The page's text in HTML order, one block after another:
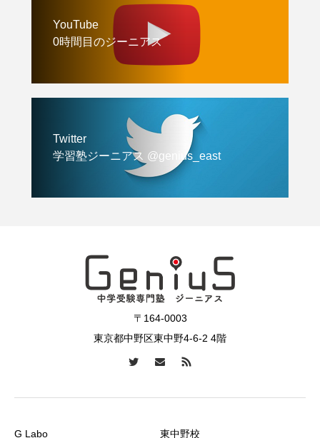
YouTube
0時間目のジーニアス
Twitter
学習塾ジーニアス @genius_east
〒164-0003
東京都中野区東中野4-6-2 4階
G Labo 東中野校